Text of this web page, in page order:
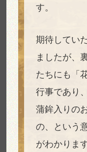
す。
期待してい
ましたが、
たちにも「
行事であり
蒲鉾入りの
の、という
がわかります